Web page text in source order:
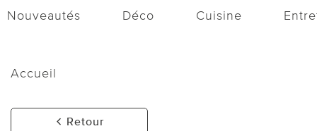
Nouveautés Déco Cuisine
Accueil
Retour